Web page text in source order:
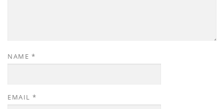
NAME *
EMAIL *